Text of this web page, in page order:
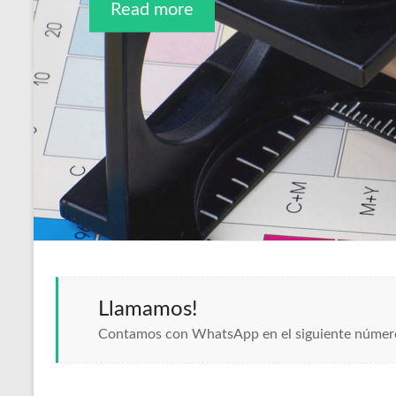
Read more
Read more
Llamamos!
Contamos con WhatsApp en el siguiente